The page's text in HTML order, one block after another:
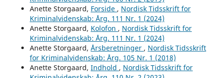
Anette Storgaard, Forside , Nordisk Tidsskrift for
Kriminalvidenskab: Årg. 111 Nr. 1 (2024)
Anette Storgaard, Kolofon , Nordisk Tidsskrift for
Kriminalvidenskab: Årg. 111 Nr. 1 (2024)
Anette Storgaard, Årsberetninger , Nordisk Tidsskrift
for Kriminalvidenskab: Årg. 105 Nr. 1 (2018)
Anette Storgaard, Indhold , Nordisk Tidsskrift for